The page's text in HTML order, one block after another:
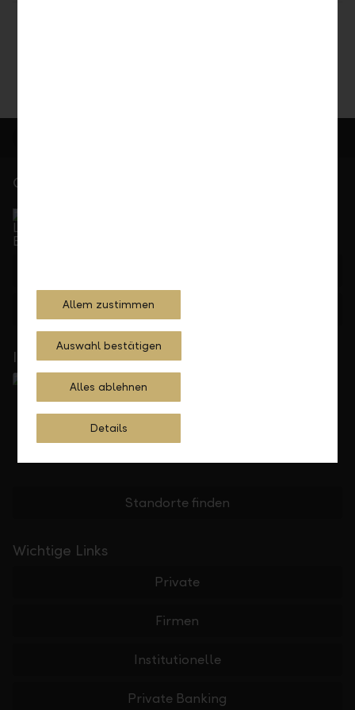
Gerne für Sie da
Feedback
In Ihrer Nähe
Standorte finden
Wichtige Links
Private
Firmen
Institutionelle
Private Banking
Allem zustimmen
Auswahl bestätigen
Alles ablehnen
Details